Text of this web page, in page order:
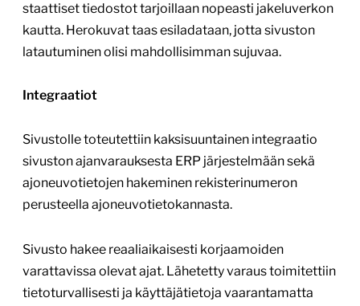
staattiset tiedostot tarjoillaan nopeasti jakeluverkon
kautta. Herokuvat taas esiladataan, jotta sivuston
latautuminen olisi mahdollisimman sujuvaa.
Integraatiot
Sivustolle toteutettiin kaksisuuntainen integraatio
sivuston ajanvarauksesta ERP järjestelmään sekä
ajoneuvotietojen hakeminen rekisterinumeron
perusteella ajoneuvotietokannasta.
Sivusto hakee reaaliaikaisesti korjaamoiden
varattavissa olevat ajat. Lähetetty varaus toimitettiin
tietoturvallisesti ja käyttäjätietoja vaarantamatta